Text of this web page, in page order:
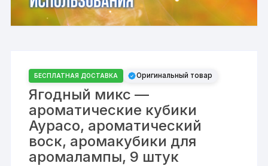
БЕСПЛАТНАЯ ДОСТАВКА Оригинальный товар
Ягодный микс —
ароматические кубики
Аурасо, ароматический
воск, аромакубики для
аромалампы, 9 штук